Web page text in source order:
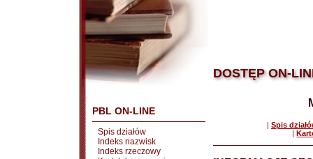
PBL ON-LINE
Spis działów
Indeks nazwisk
Indeks rzeczowy
DOSTĘP ON-
| Spis
|